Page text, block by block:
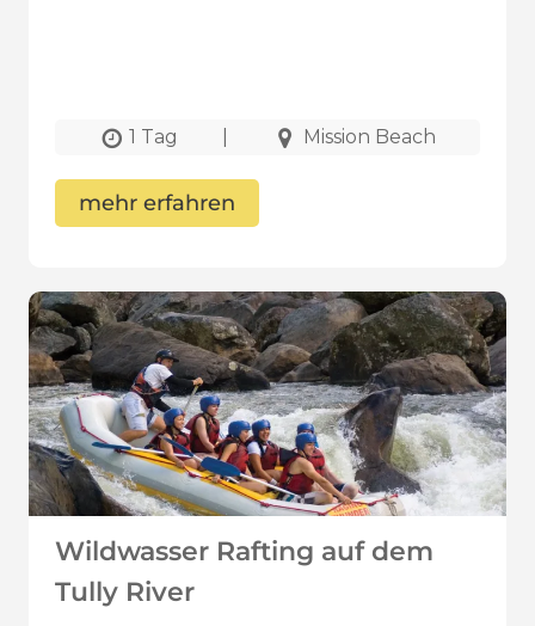
1 Tag Mission Beach
mehr erfahren
Wildwasser Rafting auf dem
Tully River